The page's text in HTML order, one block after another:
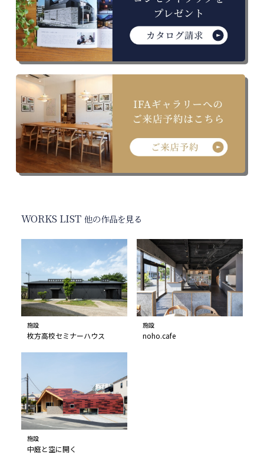
WORKS LIST 他の作品を見る
施設
枚方高校セミナーハウス
施設
noho.cafe
施設
中庭と空に開く